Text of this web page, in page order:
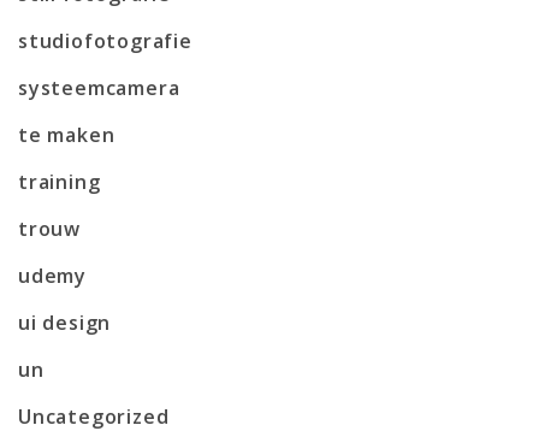
studiofotografie
systeemcamera
te maken
training
trouw
udemy
ui design
un
Uncategorized